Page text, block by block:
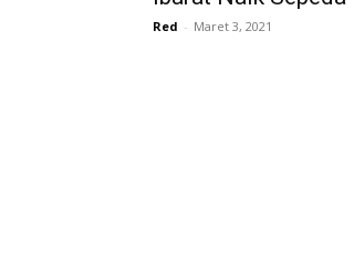
Red - Maret 3, 2021